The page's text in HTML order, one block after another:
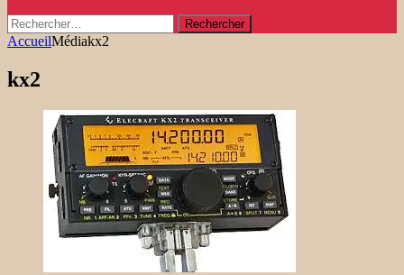
Rechercher :
AccueilMédiakx2
kx2